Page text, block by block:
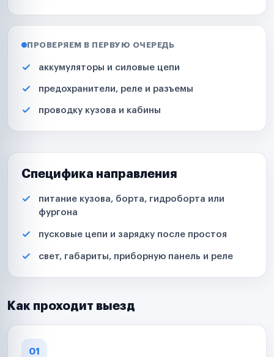
ПРОВЕРЯЕМ В ПЕРВУЮ ОЧЕРЕДЬ
аккумуляторы и силовые цепи
предохранители, реле и разъемы
проводку кузова и кабины
Специфика направления
питание кузова, борта, гидроборта или
фургона
пусковые цепи и зарядку после простоя
свет, габариты, приборную панель и реле
Как проходит выезд
01